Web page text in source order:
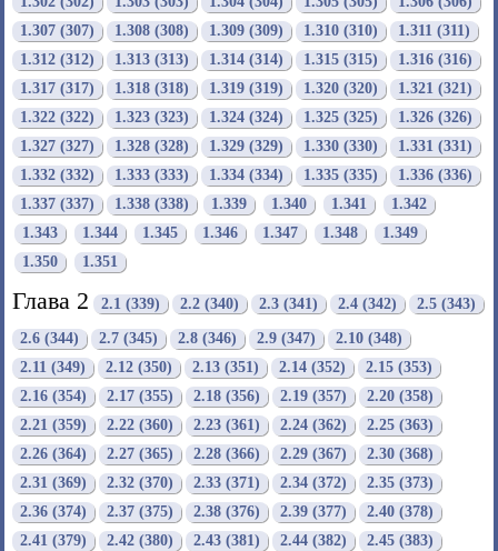
1.307 (307)
1.308 (308) 1.309 (309) 1.310 (310)
1.311 (311)
1.312 (312)
1.313 (313) 1.314 (314) 1.315 (315)
1.316 (316)
1.317 (317)
1.318 (318) 1.319 (319) 1.320 (320)
1.321 (321)
1.322 (322)
1.323 (323) 1.324 (324) 1.325 (325)
1.326 (326)
1.327 (327)
1.328 (328) 1.329 (329) 1.330 (330)
1.331 (331)
1.332 (332)
1.333 (333) 1.334 (334) 1.335 (335)
1.336 (336)
1.337 (337)
1.338 (338) 1.339 1.340 1.341
1.342
1.343
1.344 1.345 1.346 1.347 1.348
1.349
1.350
1.351
Глава 2 2.1 (339) 2.2 (340) 2.3 (341) 2.4 (342) 2.5 (343)
2.6 (344) 2.7 (345) 2.8 (346) 2.9 (347)
2.10 (348)
2.11 (349)
2.12 (350) 2.13 (351) 2.14 (352)
2.15 (353)
2.16 (354)
2.17 (355) 2.18 (356) 2.19 (357)
2.20 (358)
2.21 (359)
2.22 (360) 2.23 (361) 2.24 (362)
2.25 (363)
2.26 (364)
2.27 (365) 2.28 (366) 2.29 (367)
2.30 (368)
2.31 (369)
2.32 (370) 2.33 (371) 2.34 (372)
2.35 (373)
2.36 (374)
2.37 (375) 2.38 (376) 2.39 (377)
2.40 (378)
2.41 (379)
2.42 (380) 2.43 (381) 2.44 (382)
2.45 (383)